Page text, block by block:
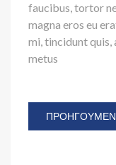
faucibus, tortor
magna eros eu
mi, tincidunt
metus